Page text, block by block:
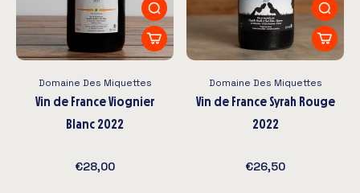
Domaine Des Miquettes
Vin de France Viognier
Blanc 2022
€28,00
Domaine Des Miquettes
Vin de France Syrah Rouge
2022
€26,50